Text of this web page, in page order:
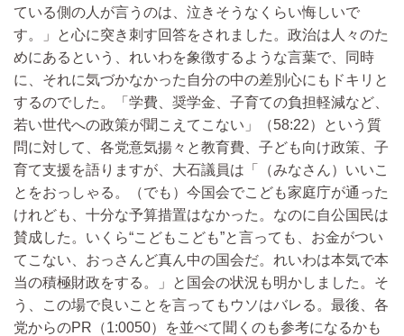
ている側の人が言うのは、泣きそうなくらい悔しいで
す。」と心に突き刺す回答をされました。政治は人々のた
めにあるという、れいわを象徴するような言葉で、同時
に、それに気づかなかった自分の中の差別心にもドキリと
するのでした。「学費、奨学金、子育ての負担軽減など、
若い世代への政策が聞こえてこない」（58:22）という質
問に対して、各党意気揚々と教育費、子ども向け政策、子
育て支援を語りますが、大石議員は「（みなさん）いいこ
とをおっしゃる。（でも）今国会でこども家庭庁が通った
けれども、十分な予算措置はなかった。なのに自公国民は
賛成した。いくら“こどもこども”と言っても、お金がつい
てこない、おっさんど真ん中の国会だ。れいわは本気で本
当の積極財政をする。」と国会の状況も明かしました。そ
う、この場で良いことを言ってもウソはバレる。最後、各
党からのPR（1:0050）を並べて聞くのも参考になるかも